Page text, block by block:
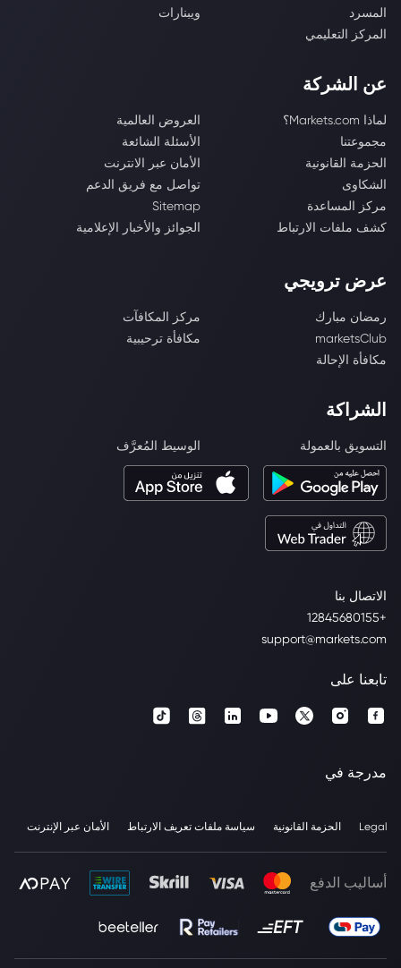
الاتصال بنا
+12845680155
support@markets.com
المسرد
ويبنارات
المركز التعليمي
عن الشركة
لماذا Markets.com؟
العروض العالمية
مجموعتنا
الأسئلة الشائعة
الحزمة القانونية
الأمان عبر الانترنت
الشكاوى
تواصل مع فريق الدعم
مركز المساعدة
Sitemap
كشف ملفات الارتباط
الجوائز والأخبار الإعلامية
عرض ترويجي
رمضان مبارك
مركز المكافآت
marketsClub
مكافأة ترحيبية
مكافأة الإحالة
الشراكة
التسويق بالعمولة الوسيط المُعرَّف
تابعنا على
مدرجة في
Legal الحزمة القانونية سياسة ملفات تعريف الارتباط الأمان عبر الإنترنت
أساليب الدفع